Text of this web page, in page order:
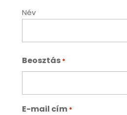
Név
Beosztás *
E-mail cím *